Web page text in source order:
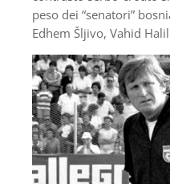
peso dei “senatori”
Edhem Šljivo, Vahid